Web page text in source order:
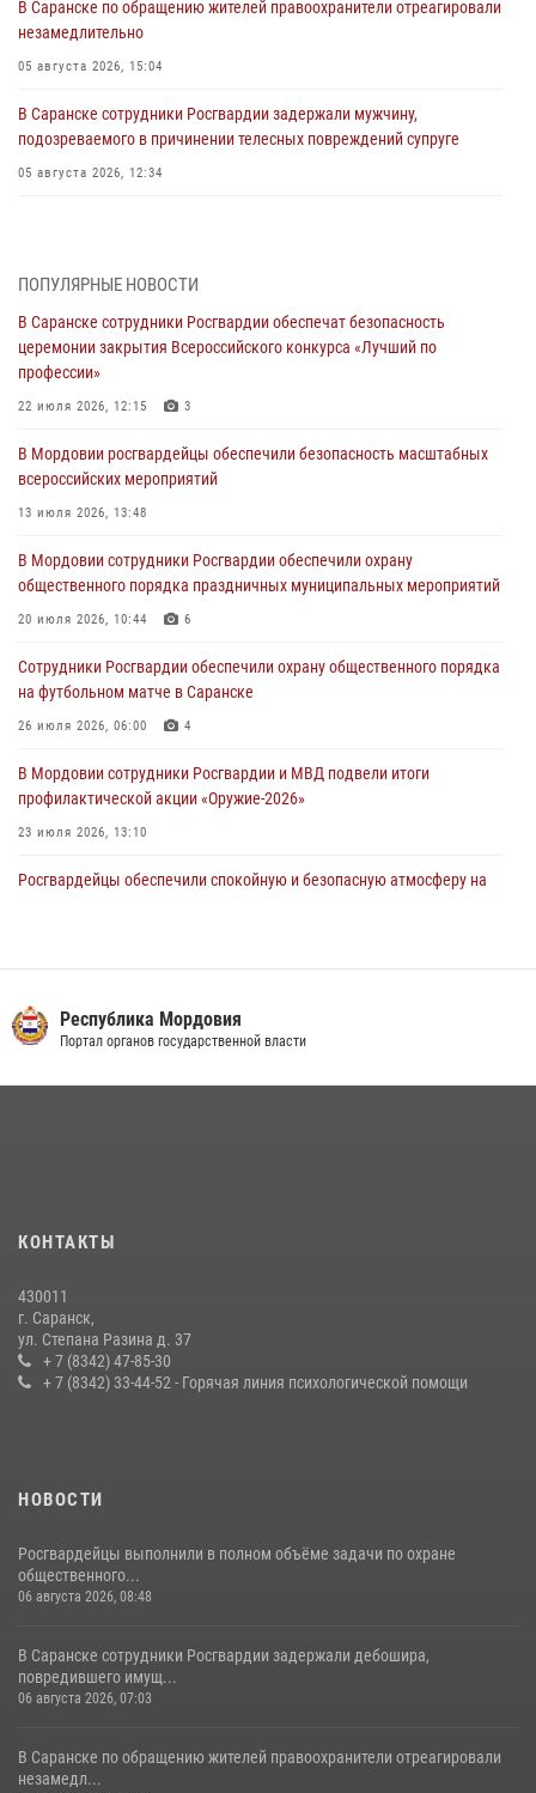
В Саранске по обращению жителей правоохранители отреагировали
незамедлительно
05 августа 2026, 15:04
В Саранске сотрудники Росгвардии задержали мужчину,
подозреваемого в причинении телесных повреждений супруге
05 августа 2026, 12:34
05 августа 2026, 09:04 4
Помощь из Мордовии защитникам Отечества: центр лицензионно-
разрешительной работы передал очередную партию вооружения в
зону СВО
04 августа 2026, 11:13
Сотрудники Росгвардии Мордовии стали призерами
республиканских соревнований по служебному шестиборью
04 августа 2026, 08:27
В Саранске росгвардейцы пресекли нарушение правопорядка:
«отдых» на лавочке закончился в отделе полиции
04 августа 2026, 07:06
В Саранске сотрудники Росгвардии задержали гражданина за
нанесение побоев
03 августа 2026, 08:58
ПОПУЛЯРНЫЕ НОВОСТИ
В Саранске сотрудники Росгвардии обеспечат безопасность
церемонии закрытия Всероссийского конкурса «Лучший по
профессии»
22 июля 2026, 12:15 3
В Мордовии росгвардейцы обеспечили безопасность масштабных
всероссийских мероприятий
13 июля 2026, 13:48
В Мордовии сотрудники Росгвардии обеспечили охрану
общественного порядка праздничных муниципальных мероприятий
20 июля 2026, 10:44 6
Сотрудники Росгвардии обеспечили охрану общественного порядка
на футбольном матче в Саранске
26 июля 2026, 06:00 4
В Мордовии сотрудники Росгвардии и МВД подвели итоги
профилактической акции «Оружие‑2026»
23 июля 2026, 13:10
Росгвардейцы обеспечили спокойную и безопасную атмосферу на
обеспечили безопасность на футбольных мероприятиях: от
регионального турнира до Суперкубка России
содействии сотрудников Росгвардии
Сотрудники Росгвардии обеспечили безопасность Всероссийского
конкурса профмастерства в Саранске
23 июля 2026, 11:54 4
Республика Мордовия
Портал органов государственной власти
КОНТАКТЫ
430011
г. Саранск,
ул. Степана Разина д. 37
+ 7 (8342) 47-85-30
+ 7 (8342) 33-44-52 - Горячая линия психологической помощи
НОВОСТИ
Росгвардейцы выполнили в полном объёме задачи по охране
общественного...
06 августа 2026, 08:48
В Саранске сотрудники Росгвардии задержали дебошира,
повредившего имущ...
06 августа 2026, 07:03
В Саранске по обращению жителей правоохранители отреагировали
незамедл...